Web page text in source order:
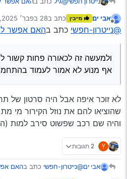
לא בא לי להיכנס
למה לא?
ולמעשה זה לכאורה
כי אף מנוע לא אמור
טרמוסטט תקול פעמים
החור, ולכן כל זמן שלא
יפרצו החוצה, משא"כ
אבי ים מייבין כתב ב28 בפבר׳ 2025, 12:56
נערך לאחרונה על ידי
@נייטרון-חפשי כתב בהאם אפשר
ולמעשה זה לכאורה פחות קשור
אף מנוע לא אמור לעמוד
לא זוכר איפה אבל היה סרטון של
שהוציאו להם את נוזל הקירור מי
והיה שם רכב שפשוט סירב למות
Y 2 תגובות
אבי ים@נייטרון-חפשי כתב בהאם